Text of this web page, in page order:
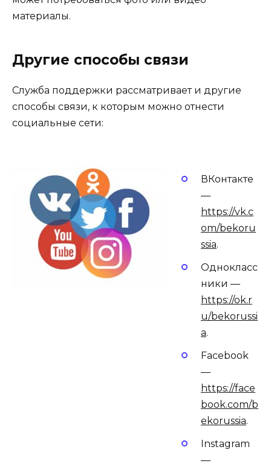
материалы.
Другие способы связи
Служба поддержки рассматривает и другие
способы связи, к которым можно отнести
социальные сети:
ВКонтакте
—
https://vk.c
om/bekoru
ssia.
Однокласс
ники —
https://ok.r
u/bekorussi
a.
Facebook
—
https://face
book.com/b
ekorussia.
Instagram
—